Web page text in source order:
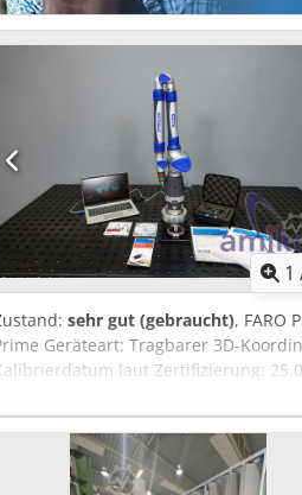
1
sehr gut (gebraucht), FARO
Geräteart: Tragbarer 3D-
laut Zertifizierung:
Messtechnik, Qualitätssicherung,
sowie
Single Point Accuracy: 0,019 mm
mm Revision: 28.1 Bluetooth